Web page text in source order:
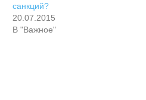
санкций?
20.07.2015
В "Важное"